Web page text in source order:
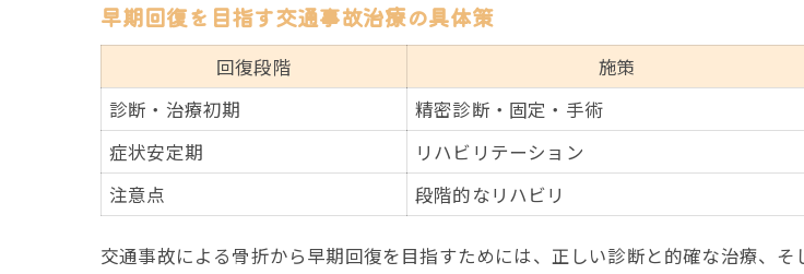
早期回復を目指す交通事故治療の具体策
回復段階 施策
診断・治療初期
精密診断・固定・手術
症状安定期
リハビリテーション
注意点
段階的なリハビリ
交通事故による骨折から早期回復を目指すためには、正しい診断と的確な治療、